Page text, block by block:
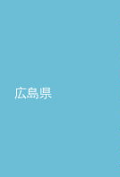
広島県